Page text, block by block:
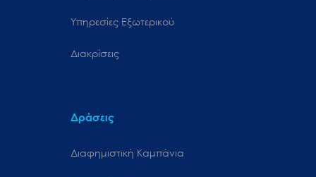
Υπηρεσίες Εξωτερικού
Διακρίσεις
Δράσεις
Διαφημιστική Καμπάνια